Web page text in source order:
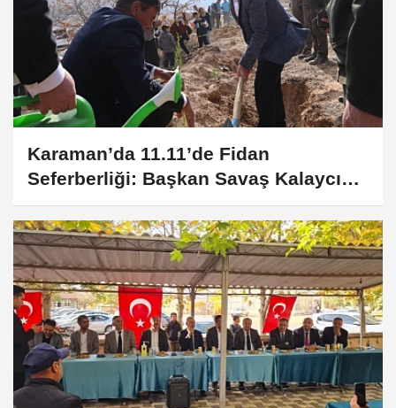
Karaman’da 11.11’de Fidan
Seferberliği: Başkan Savaş Kalaycı
Can Suyu Verdi